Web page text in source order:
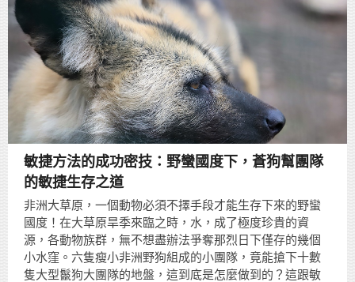
敏捷方法的成功密技：野蠻國度下，蒼狗幫團隊
的敏捷生存之道
非洲大草原，一個動物必須不擇手段才能生存下來的野蠻
國度！在大草原旱季來臨之時，水，成了極度珍貴的資
源，各動物族群，無不想盡辦法爭奪那烈日下僅存的幾個
小水窪。六隻瘦小非洲野狗組成的小團隊，竟能搶下十數
隻大型鬣狗大團隊的地盤，這到底是怎麼做到的？這跟敏